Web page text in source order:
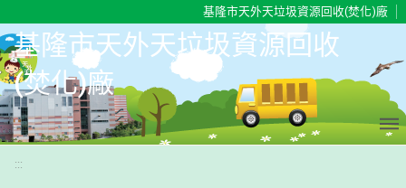
基隆市天外天垃圾資源回收(焚化)廠
基隆市天外天垃圾資源回收
(焚化)廠
:::